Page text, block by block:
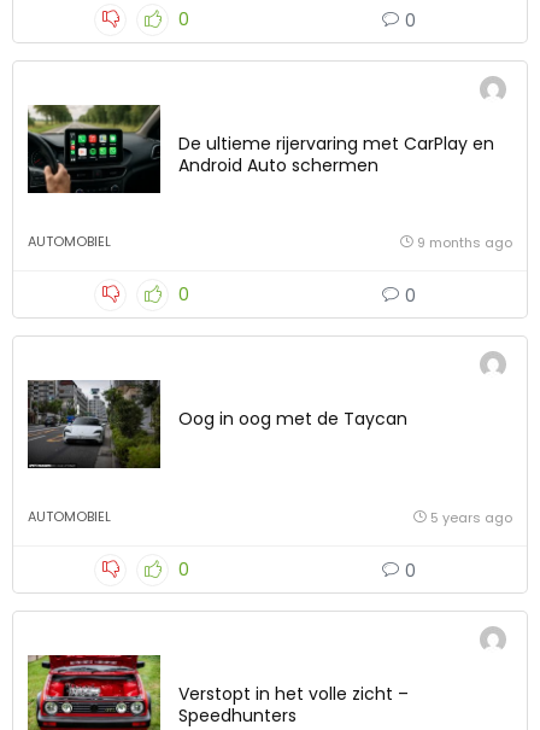
0 0
De ultieme rijervaring met CarPlay en
Android Auto schermen
AUTOMOBIEL 9 months ago
0 0
Oog in oog met de Taycan
AUTOMOBIEL 5 years ago
0 0
Verstopt in het volle zicht –
Speedhunters